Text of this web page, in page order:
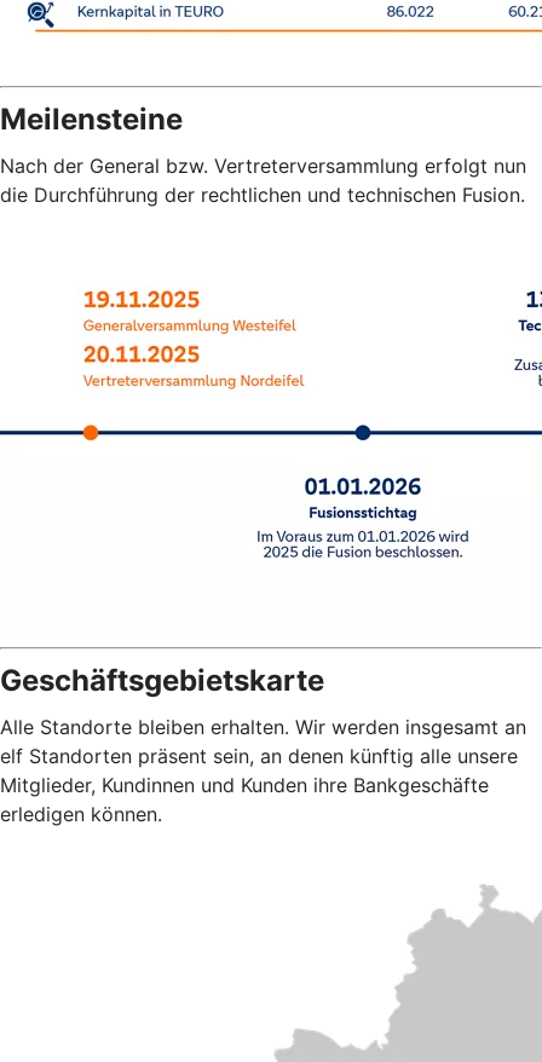
Meilensteine
Nach der General bzw. Vertreterversammlung erfolgt nun
die Durchführung der rechtlichen und technischen Fusion.
Geschäftsgebietskarte
Alle Standorte bleiben erhalten. Wir werden insgesamt an
elf Standorten präsent sein, an denen künftig alle unsere
Mitglieder, Kundinnen und Kunden ihre Bankgeschäfte
erledigen können.